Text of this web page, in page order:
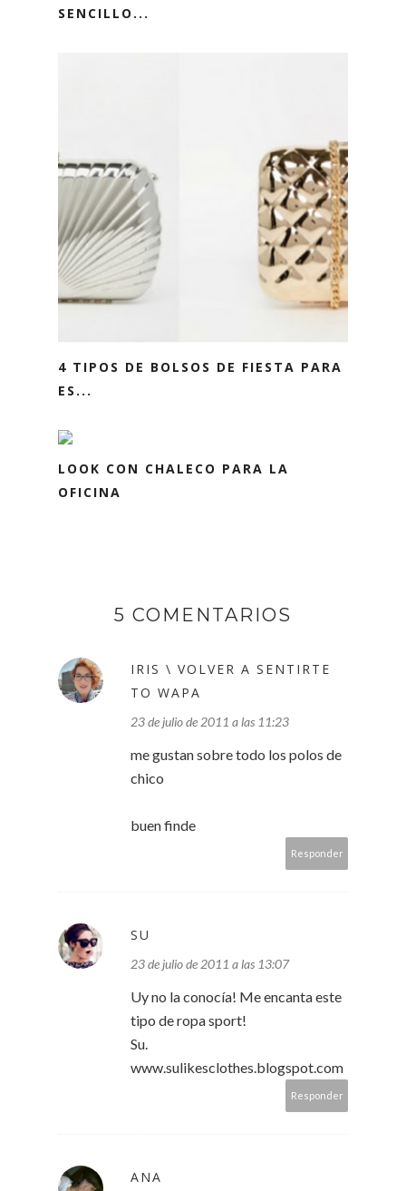
SENCILLO...
4 TIPOS DE BOLSOS DE FIESTA PARA
ES...
LOOK CON CHALECO PARA LA
OFICINA
5 COMENTARIOS
IRIS \ VOLVER A SENTIRTE
TO WAPA
23 de julio de 2011 a las 11:23
me gustan sobre todo los polos de
chico
buen finde
Responder
SU
23 de julio de 2011 a las 13:07
Uy no la conocía! Me encanta este
tipo de ropa sport!
Su.
www.sulikesclothes.blogspot.com
Responder
ANA